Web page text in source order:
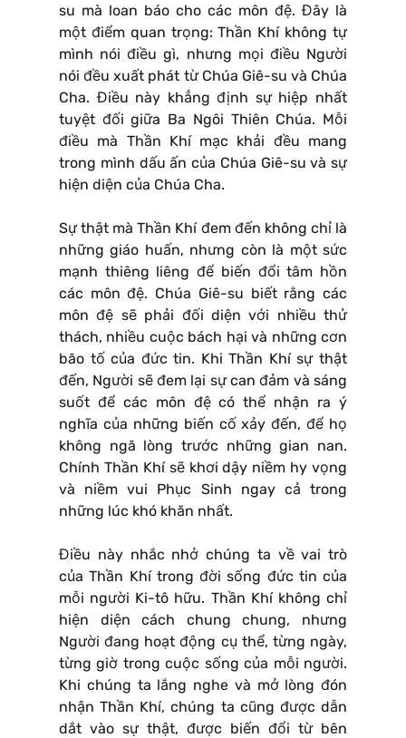
su mà loan báo cho các môn đệ. Đây là
một điểm quan trọng: Thần Khí không tự
mình nói điều gì, nhưng mọi điều Người
nói đều xuất phát từ Chúa Giê-su và Chúa
Cha. Điều này khẳng định sự hiệp nhất
tuyệt đối giữa Ba Ngôi Thiên Chúa. Mỗi
điều mà Thần Khí mạc khải đều mang
trong mình dấu ấn của Chúa Giê-su và sự
hiện diện của Chúa Cha.
Sự thật mà Thần Khí đem đến không chỉ là
những giáo huấn, nhưng còn là một sức
mạnh thiêng liêng để biến đổi tâm hồn
các môn đệ. Chúa Giê-su biết rằng các
môn đệ sẽ phải đối diện với nhiều thử
thách, nhiều cuộc bách hại và những cơn
bão tố của đức tin. Khi Thần Khí sự thật
đến, Người sẽ đem lại sự can đảm và sáng
suốt để các môn đệ có thể nhận ra ý
nghĩa của những biến cố xảy đến, để họ
không ngã lòng trước những gian nan.
Chính Thần Khí sẽ khơi dậy niềm hy vọng
và niềm vui Phục Sinh ngay cả trong
những lúc khó khăn nhất.
Điều này nhắc nhở chúng ta về vai trò
của Thần Khí trong đời sống đức tin của
mỗi người Ki-tô hữu. Thần Khí không chỉ
hiện diện cách chung chung, nhưng
Người đang hoạt động cụ thể, từng ngày,
từng giờ trong cuộc sống của mỗi người.
Khi chúng ta lắng nghe và mở lòng đón
nhận Thần Khí, chúng ta cũng được dẫn
dắt vào sự thật, được biến đổi từ bên